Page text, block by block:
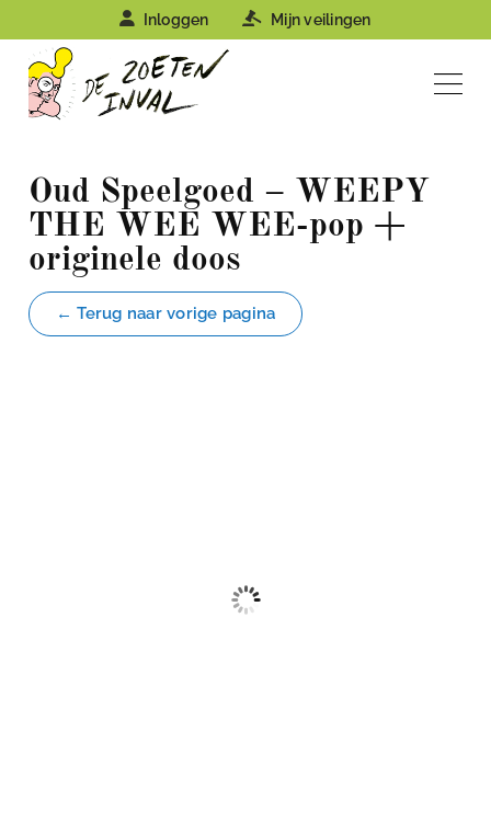
Inloggen Mijn veilingen
Oud Speelgoed – WEEPY
THE WEE WEE-pop +
originele doos
← Terug naar vorige pagina